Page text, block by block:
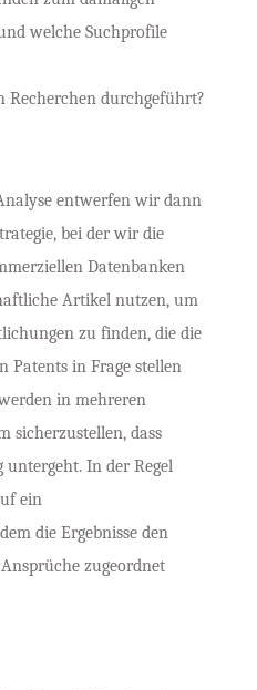
welche Suchprofile
Recherchen durchgeführt?
entwerfen wir dann
bei der wir die
Datenbanken
Artikel nutzen, um
zu finden, die die
Patents in Frage stellen
in mehreren
sicherzustellen, dass
untergeht. In der Regel
ein
die Ergebnisse den
zugeordnet